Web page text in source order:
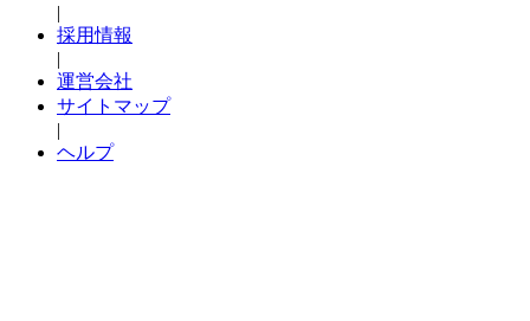
|
採用情報
|
運営会社
サイトマップ
|
ヘルプ